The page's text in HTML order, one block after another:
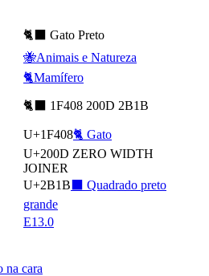
🐈‍⬛ Gato Preto
🐝Animais e Natureza
🐈Mamífero
🐈‍⬛ 1F408 200D 2B1B
U+1F408🐈 Gato
U+200D ZERO WIDTH
JOINER
U+2B1B ⬛ Quadrado preto
grande
E13.0
na cara